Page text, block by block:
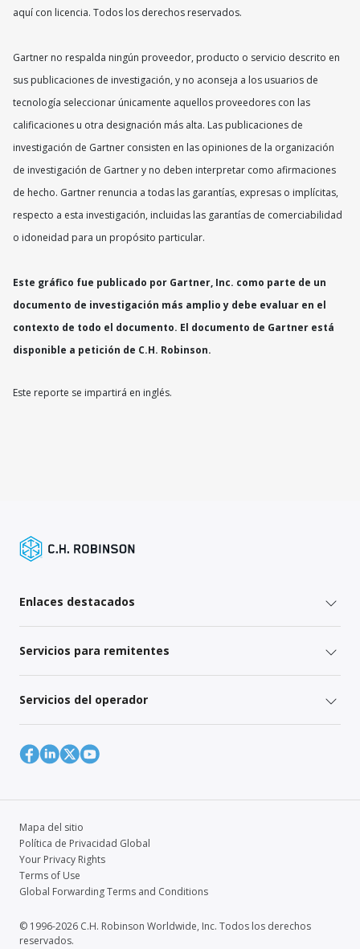
aquí con licencia. Todos los derechos reservados.
Gartner no respalda ningún proveedor, producto o servicio descrito en
sus publicaciones de investigación, y no aconseja a los usuarios de
tecnología seleccionar únicamente aquellos proveedores con las
calificaciones u otra designación más alta. Las publicaciones de
investigación de Gartner consisten en las opiniones de la organización
de investigación de Gartner y no deben interpretar como afirmaciones
de hecho. Gartner renuncia a todas las garantías, expresas o implícitas,
respecto a esta investigación, incluidas las garantías de comerciabilidad
o idoneidad para un propósito particular.
Este gráfico fue publicado por Gartner, Inc. como parte de un
documento de investigación más amplio y debe evaluar en el
contexto de todo el documento. El documento de Gartner está
disponible a petición de C.H. Robinson.
Este reporte se impartirá en inglés.
Enlaces destacados
Servicios para remitentes
Servicios del operador
Mapa del sitio
Política de Privacidad Global
Your Privacy Rights
Terms of Use
Global Forwarding Terms and Conditions
© 1996-2026 C.H. Robinson Worldwide, Inc. Todos los derechos
reservados.